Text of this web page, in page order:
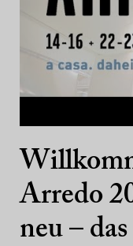
Arredo
neu –